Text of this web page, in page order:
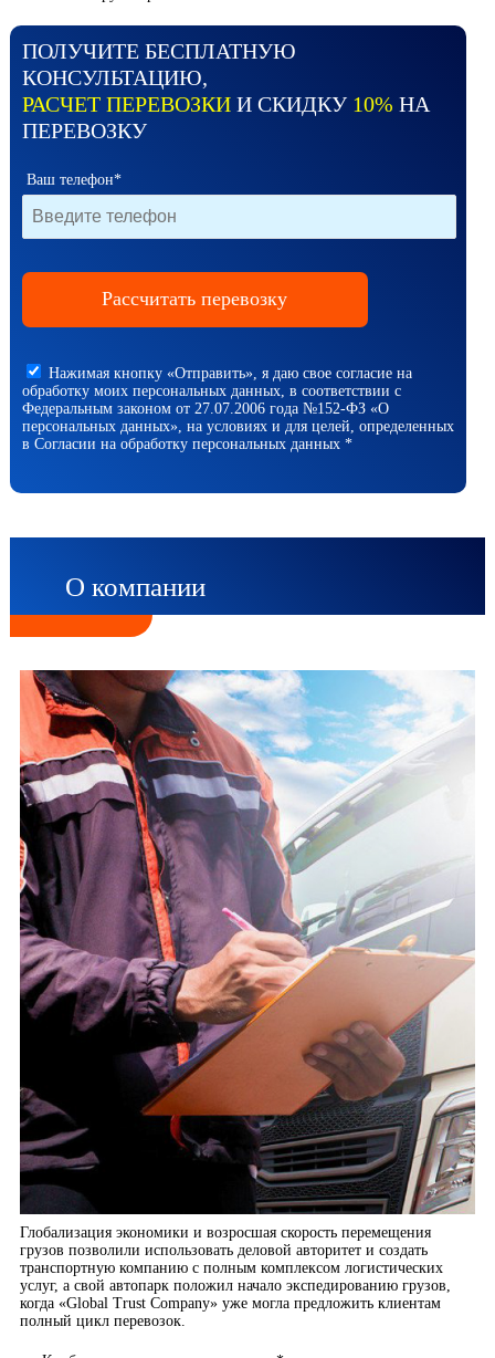
ПОЛУЧИТЕ БЕСПЛАТНУЮ
КОНСУЛЬТАЦИЮ,
РАСЧЕТ ПЕРЕВОЗКИИ СКИДКУ 10% НА
ПЕРЕВОЗКУ
Ваш телефон*
Нажимая кнопку «Отправить», я даю свое согласие на
обработку моих персональных данных, в соответствии с
Федеральным законом от 27.07.2006 года №152-ФЗ «О
персональных данных», на условиях и для целей, определенных
в Согласии на обработку персональных данных *
О компании
Глобализация экономики и возросшая скорость перемещения
грузов позволили использовать деловой авторитет и создать
транспортную компанию с полным комплексом логистических
услуг, а свой автопарк положил начало экспедированию грузов,
когда «Global Trust Company» уже могла предложить клиентам
полный цикл перевозок.